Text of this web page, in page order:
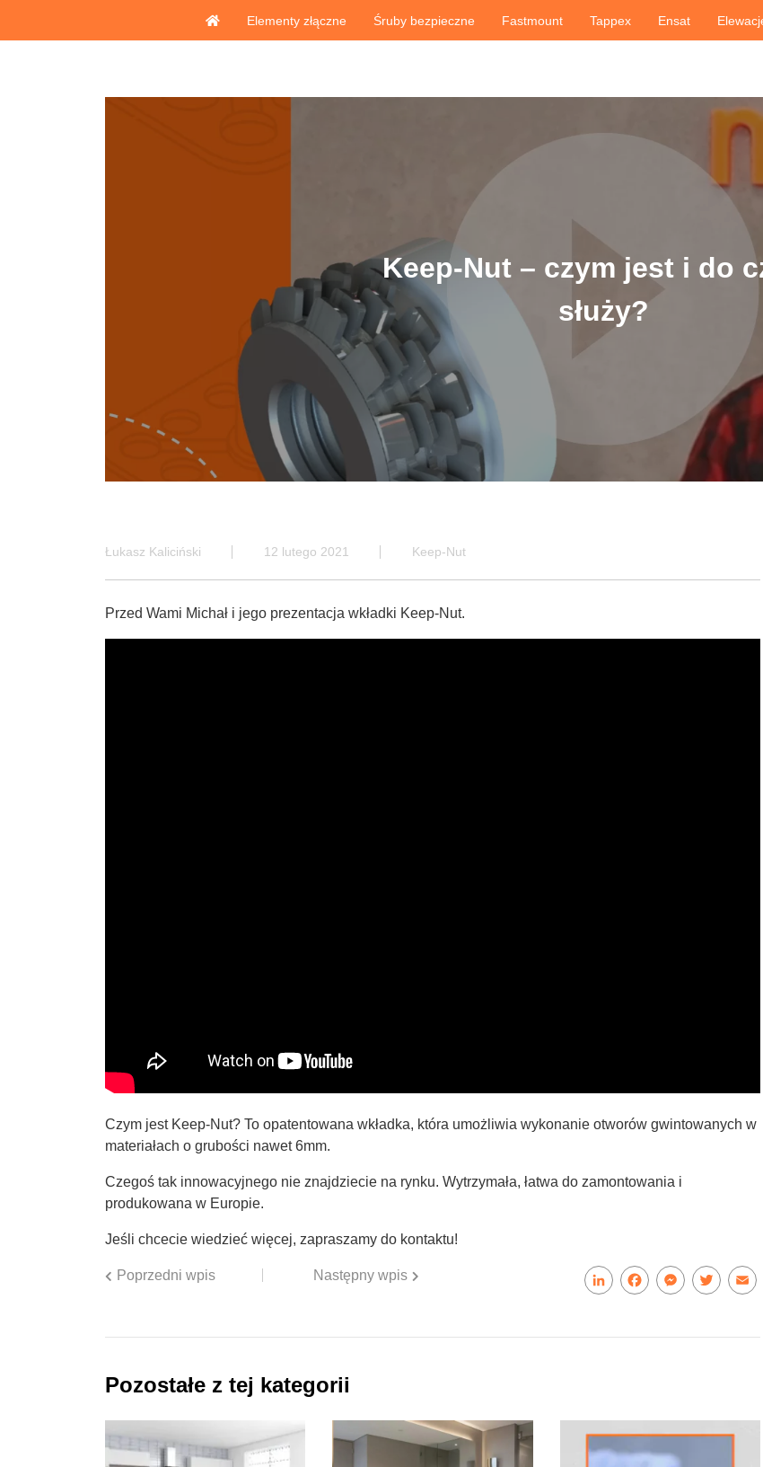
Elementy złączne Śruby bezpieczne Fastmount Tappex Ensat
Keep-Nut – czym jest i do
służy?
Łukasz Kaliciński 12 lutego 2021 Keep-Nut
Przed Wami Michał i jego prezentacja wkładki Keep-Nut.
Czym jest Keep-Nut? To opatentowana wkładka, która umożliwia wykonanie otworów gwintowanych w
materiałach o grubości nawet 6mm.
Czegoś tak innowacyjnego nie znajdziecie na rynku. Wytrzymała, łatwa do zamontowania i
produkowana w Europie.
Jeśli chcecie wiedzieć więcej, zapraszamy do kontaktu!
Poprzedni wpis Następny wpis
Pozostałe z tej kategorii